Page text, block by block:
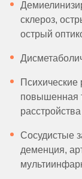
склероз,
острый
Психические
повышенная
Сосудистые
деменция,